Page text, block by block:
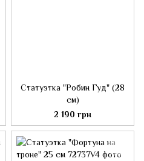
Статуэтка "Робин Гуд" (28
см)
2 190 грн